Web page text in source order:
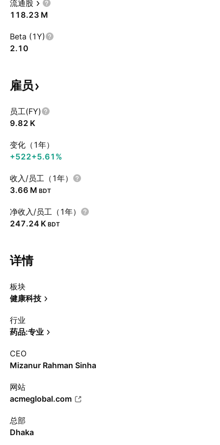
流通股
‪118.23 M‬
Beta (1Y)
2.10
雇员
员工(FY)
‪9.82 K‬
变化（1年）
+522+5.61%
收入/员工（1年）
‪3.66 M‬ BDT
净收入/员工（1年）
‪247.24 K‬ BDT
详情
板块
健康科技
行业
药品:专业
CEO
Mizanur Rahman Sinha
网站
acmeglobal.com
总部
Dhaka